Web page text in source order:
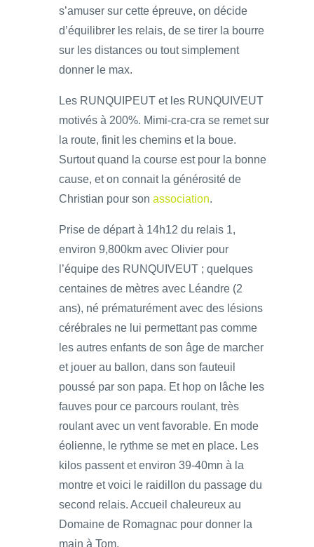
s’amuser sur cette épreuve, on décide
d’équilibrer les relais, de se tirer la bourre
sur les distances ou tout simplement
donner le max.
Les RUNQUIPEUT et les RUNQUIVEUT
motivés à 200%. Mimi-cra-cra se remet sur
la route, finit les chemins et la boue.
Surtout quand la course est pour la bonne
cause, et on connait la générosité de
Christian pour son association.
Prise de départ à 14h12 du relais 1,
environ 9,800km avec Olivier pour
l’équipe des RUNQUIVEUT ; quelques
centaines de mètres avec Léandre (2
ans), né prématurément avec des lésions
cérébrales ne lui permettant pas comme
les autres enfants de son âge de marcher
et jouer au ballon, dans son fauteuil
poussé par son papa. Et hop on lâche les
fauves pour ce parcours roulant, très
roulant avec un vent favorable. En mode
éolienne, le rythme se met en place. Les
kilos passent et environ 39-40mn à la
montre et voici le raidillon du passage du
second relais. Accueil chaleureux au
Domaine de Romagnac pour donner la
main à Tom.